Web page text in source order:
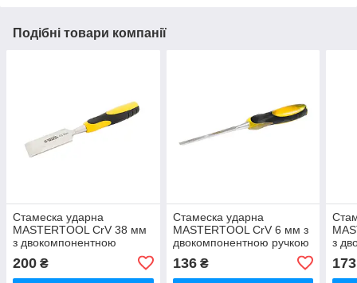
Подібні товари компанії
Стамеска ударна
MASTERTOOL CrV 38 мм
з двокомпонентною
200 ₴
Стамеска ударна
MASTERTOOL CrV 6 мм з
двокомпонентною ручкою
136₴
з
173